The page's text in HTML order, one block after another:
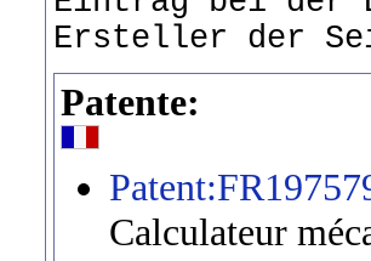
Ersteller der
Patente:
Calculateur